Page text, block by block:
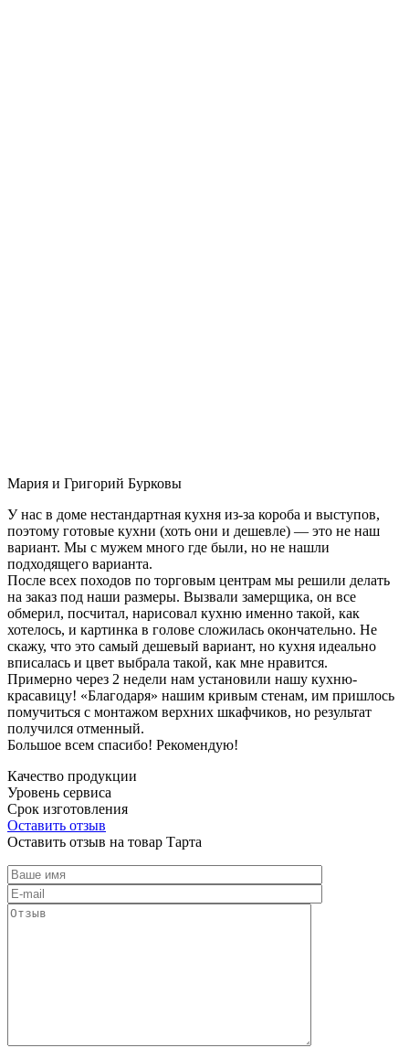
Мария и Григорий Бурковы
У нас в доме нестандартная кухня из-за короба и выступов,
поэтому готовые кухни (хоть они и дешевле) — это не наш
вариант. Мы с мужем много где были, но не нашли
подходящего варианта.
После всех походов по торговым центрам мы решили делать
на заказ под наши размеры. Вызвали замерщика, он все
обмерил, посчитал, нарисовал кухню именно такой, как
хотелось, и картинка в голове сложилась окончательно. Не
скажу, что это самый дешевый вариант, но кухня идеально
вписалась и цвет выбрала такой, как мне нравится.
Примерно через 2 недели нам установили нашу кухню-
красавицу! «Благодаря» нашим кривым стенам, им пришлось
помучиться с монтажом верхних шкафчиков, но результат
получился отменный.
Большое всем спасибо! Рекомендую!
Качество продукции
Уровень сервиса
Срок изготовления
Оставить отзыв
Оставить отзыв на товар Тарта